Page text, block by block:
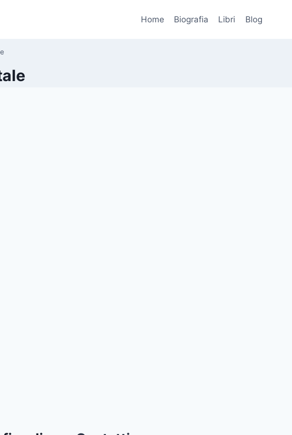
Home Biografia Libri Blog